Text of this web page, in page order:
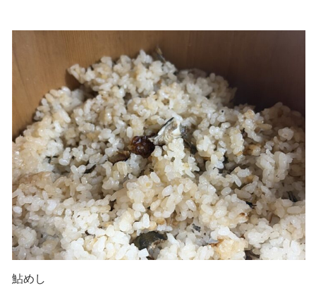
鮎めし